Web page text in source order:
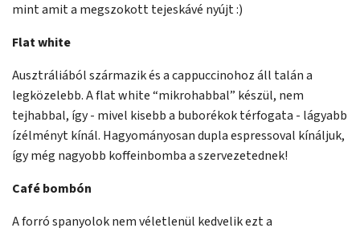
mint amit a megszokott tejeskávé nyújt :)
Flat white
Ausztráliából származik és a cappuccinohoz áll talán a
legközelebb. A flat white “mikrohabbal” készül, nem
tejhabbal, így - mivel kisebb a buborékok térfogata - lágyabb
ízélményt kínál. Hagyományosan dupla espressoval kínáljuk,
így még nagyobb koffeinbomba a szervezetednek!
Café bombón
A forró spanyolok nem véletlenül kedvelik ezt a